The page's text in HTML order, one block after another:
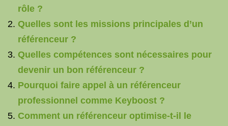
rôle ?
Quelles sont les missions principales d’un
référenceur ?
Quelles compétences sont nécessaires pour
devenir un bon référenceur ?
Pourquoi faire appel à un référenceur
professionnel comme Keyboost ?
Comment un référenceur optimise-t-il le